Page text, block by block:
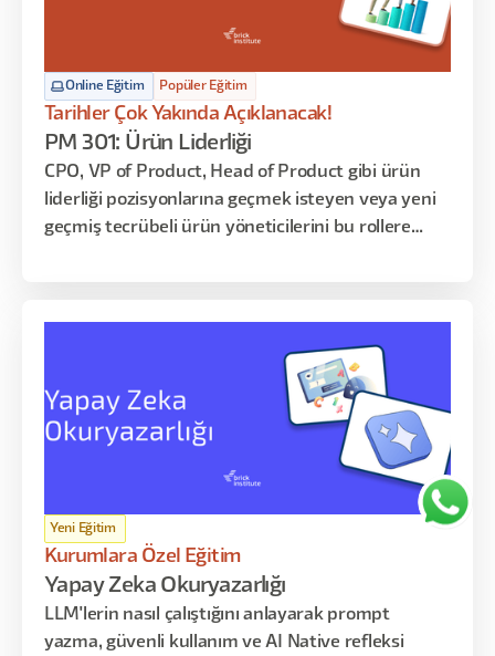
Online Eğitim Popüler Eğitim
Tarihler Çok Yakında Açıklanacak!
PM 301: Ürün Liderliği
CPO, VP of Product, Head of Product gibi ürün
liderliği pozisyonlarına geçmek isteyen veya yeni
geçmiş tecrübeli ürün yöneticilerini bu rollere
Yeni Eğitim
Kurumlara Özel Eğitim
Yapay Zeka Okuryazarlığı
LLM'lerin nasıl çalıştığını anlayarak prompt
yazma, güvenli kullanım ve AI Native refleksi